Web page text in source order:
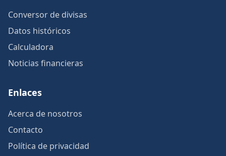
Conversor de divisas
Datos históricos
Calculadora
Noticias financieras
Enlaces
Acerca de nosotros
Contacto
Política de privacidad